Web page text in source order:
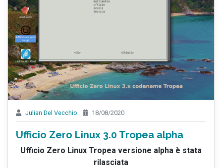
Julian Del Vecchio 18/08/2020
Ufficio Zero Linux 3.0 Tropea alpha
Ufficio Zero Linux Tropea versione alpha è stata
rilasciata